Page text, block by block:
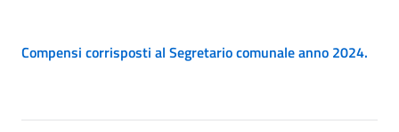
Compensi corrisposti al Segretario comunale anno 2024.